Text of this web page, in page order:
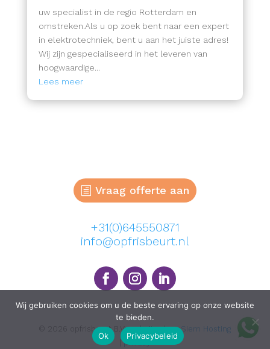
uw specialist in de regio Rotterdam en
omstreken.Als u op zoek bent naar een expert
in elektrotechniek, bent u aan het juiste adres!
Wij zijn gespecialiseerd in het leveren van
hoogwaardige...
Lees meer
Vraag offerte aan
+31(0)645550871
info@opfrisbeurt.nl
© 2026 opfrisbeurt B.V. website doorSiem Hosting
privacy
Wij gebruiken cookies om u de beste ervaring op onze website
te bieden.
Ok
Privacybeleid